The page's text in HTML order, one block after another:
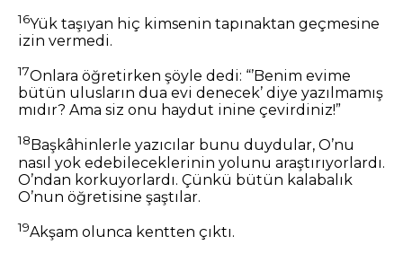
16Yük taşıyan hiç kimsenin tapınaktan geçmesine
izin vermedi.
17Onlara öğretirken şöyle dedi: “’Benim evime
bütün ulusların dua evi denecek’ diye yazılmamış
mıdır? Ama siz onu haydut inine çevirdiniz!”
18 Başkâhinlerle yazıcılar bunu duydular, O’nu
nasıl yok edebileceklerinin yolunu araştırıyorlardı.
O’ndan korkuyorlardı. Çünkü bütün kalabalık
O’nun öğretisine şaştılar.
19Akşam olunca kentten çıktı.